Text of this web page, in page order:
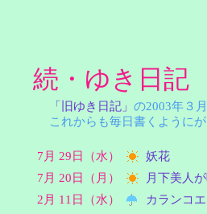
続・ゆき日記
「旧ゆき日記」 の2003年３
これからも毎日書くように
7月 29日（水）
妖花
7月 20日（月）
月下美人
2月 11日（水）
カランコエ